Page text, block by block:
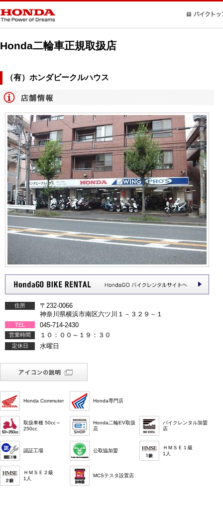
Honda二輪車正規取扱店
（有）ホンダビークルハウス
住所
〒232-0066
神奈川県横浜市南区六ツ川１－３２９－１
TEL 045-714-2430
営業時間 １０：００～１９：３０
定休日 水曜日
Honda Commuter Honda専門店
取扱車種 50cc～
250cc
Honda二輪EV取扱
店
バイクレンタル加盟
店
認証工場 公取協加盟
ＨＭＳＥ１級
1人
ＨＭＳＥ２級
1人
MCSテスタ設置店